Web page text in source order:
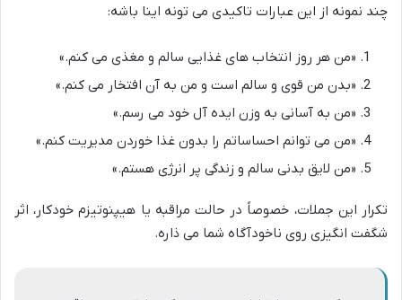
چند نمونه از این عبارات تاکیدی می تونه اینا باشه:
«من هر روز انتخاب های غذایی سالم و مغذی می کنم.»
«بدن من قوی و سالم است و من به آن افتخار می کنم.»
«من به آسانی به وزن ایده آل خود می رسم.»
«من می توانم احساساتم را بدون غذا خوردن مدیریت کنم.»
«من لایق بدنی سالم و زندگی پر انرژی هستم.»
تکرار این جملات، خصوصاً در حالت مراقبه یا هیپنوتیزم خودکار، اثر
شگفت انگیزی روی ناخودآگاه شما می ذاره.